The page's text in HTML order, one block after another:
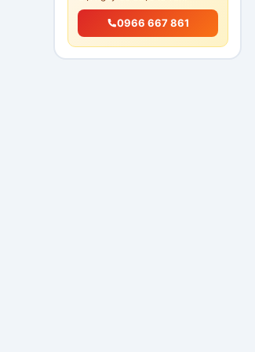
0966 667 861